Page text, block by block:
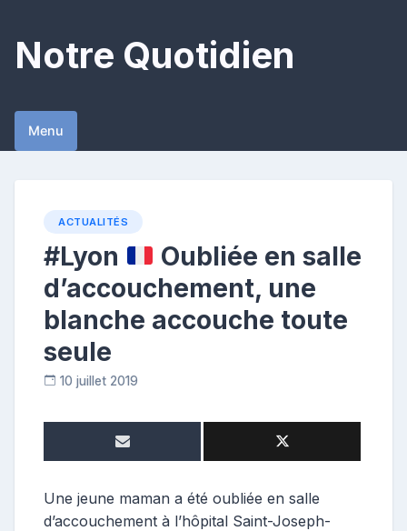
content
Notre Quotidien
Menu
ACTUALITÉS
#Lyon
Oubliée en salle
d’accouchement, une
blanche accouche toute
seule
10 juillet 2019
o
i
b
Une jeune maman a été oubliée en salle
d’accouchement à l’hôpital Saint-Joseph-